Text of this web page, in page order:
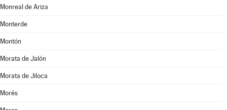
Monreal de Ariza
Monterde
Montón
Morata de Jalón
Morata de Jiloca
Morés